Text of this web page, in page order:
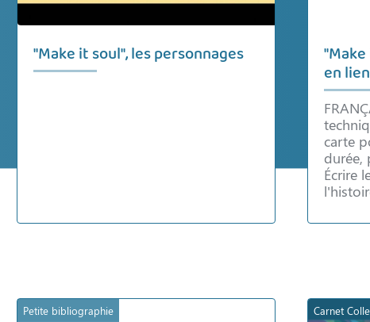
"Make it soul", les personnages
en
carte
durée,
Écrire
Petite bibliographie Carnet